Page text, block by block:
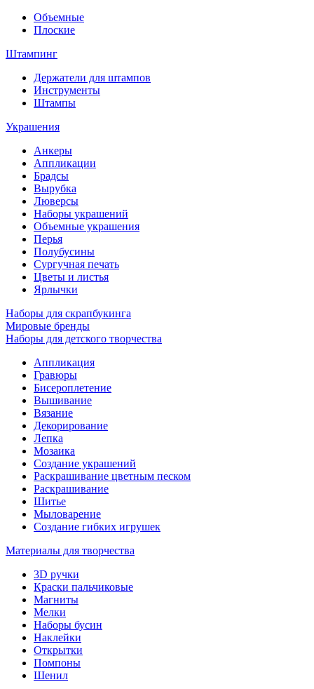
Объемные
Плоские
Штампинг
Держатели для штампов
Инструменты
Штампы
Украшения
Анкеры
Аппликации
Брадсы
Вырубка
Люверсы
Наборы украшений
Объемные украшения
Перья
Полубусины
Сургучная печать
Цветы и листья
Ярлычки
Наборы для скрапбукинга
Мировые бренды
Наборы для детского творчества
Аппликация
Гравюры
Бисероплетение
Вышивание
Вязание
Декорирование
Лепка
Мозаика
Создание украшений
Раскрашивание цветным песком
Раскрашивание
Шитье
Мыловарение
Создание гибких игрушек
Материалы для творчества
3D ручки
Краски пальчиковые
Магниты
Мелки
Наборы бусин
Наклейки
Открытки
Помпоны
Шенил